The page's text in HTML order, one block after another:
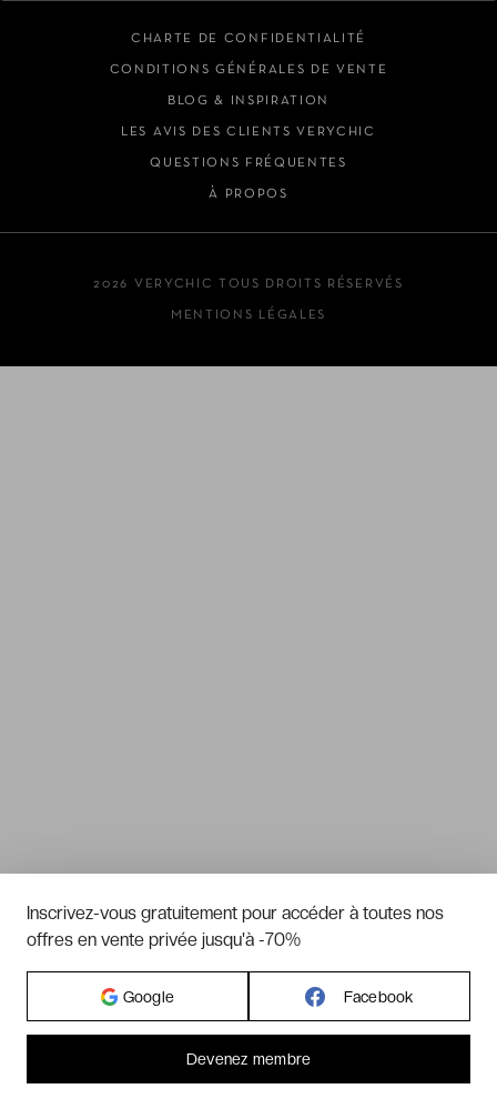
CHARTE DE CONFIDENTIALITÉ
CONDITIONS GÉNÉRALES DE VENTE
BLOG & INSPIRATION
LES AVIS DES CLIENTS VERYCHIC
QUESTIONS FRÉQUENTES
À PROPOS
2026 VERYCHIC TOUS DROITS RÉSERVÉS
MENTIONS LÉGALES
Inscrivez-vous gratuitement pour accéder à toutes nos
offres en vente privée jusqu'à -70%
Google Facebook
Devenez membre